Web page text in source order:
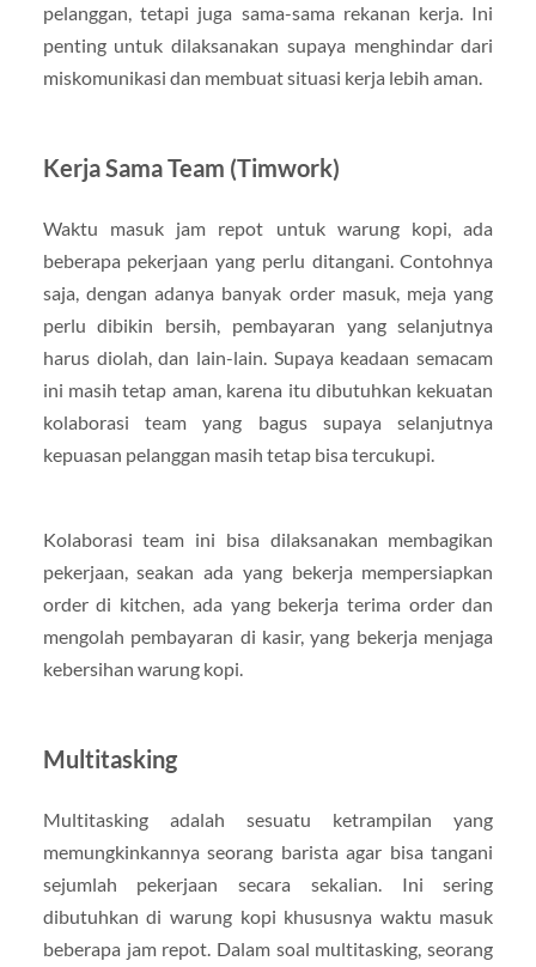
pelanggan, tetapi juga sama-sama rekanan kerja. Ini
penting untuk dilaksanakan supaya menghindar dari
miskomunikasi dan membuat situasi kerja lebih aman.
Kerja Sama Team (Timwork)
Waktu masuk jam repot untuk warung kopi, ada
beberapa pekerjaan yang perlu ditangani. Contohnya
saja, dengan adanya banyak order masuk, meja yang
perlu dibikin bersih, pembayaran yang selanjutnya
harus diolah, dan lain-lain. Supaya keadaan semacam
ini masih tetap aman, karena itu dibutuhkan kekuatan
kolaborasi team yang bagus supaya selanjutnya
kepuasan pelanggan masih tetap bisa tercukupi.
Kolaborasi team ini bisa dilaksanakan membagikan
pekerjaan, seakan ada yang bekerja mempersiapkan
order di kitchen, ada yang bekerja terima order dan
mengolah pembayaran di kasir, yang bekerja menjaga
kebersihan warung kopi.
Multitasking
Multitasking adalah sesuatu ketrampilan yang
memungkinkannya seorang barista agar bisa tangani
sejumlah pekerjaan secara sekalian. Ini sering
dibutuhkan di warung kopi khususnya waktu masuk
beberapa jam repot. Dalam soal multitasking, seorang